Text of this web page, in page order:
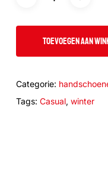
TOEVOEGEN AAN
Categorie:
Tags: Casual, winter